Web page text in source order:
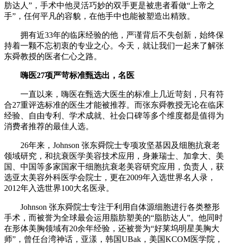
肪达人”，手术中他灵活巧妙的双手更是被患者看做“上帝之
手”，任何平凡的容貌，在他手中也能被塑造出精致。
拥有近33年的临床经验的他，严谨背后不失创新，始终保
持着一颗不忘初衷的专业之心。今天，就让我们一起来了解张
东舜教授的医者仁心之路。
嗨医27项严苛标准甄选出，名医
一直以来，嗨医在甄选大医生的标准上几近苛刻，只有符
合27重评选标准的医生才能被推荐。而张东舜教授无论在临床
经验、自由专利、学术成就、社会口碑等多个维度都是值得为
消费者推荐的最佳人选。
26年来，Johnson 张东舜院士专项攻坚基因及细胞抗衰老
领域研究，和抗衰医学美容技术应用，身兼瑞士、加拿大、美
国、中国等多家国家干细胞抗衰老美容研究应用，负责人，获
选亚太美容外科医学会院士，更在2009年入选世界名人录，
2012年入选世界100大名医录。
Johnson 张东舜院士专注于利用自体源细胞进行各类整形
手术，而被誉为全球最会运用脂肪塑美的“脂肪达人”。他同时
在形体美胸领域有20余年经验，还被誉为“好莱坞明星美胸大
师”，曾任台湾神话，亚漾，韩国UBak，美国KCOM医学院，